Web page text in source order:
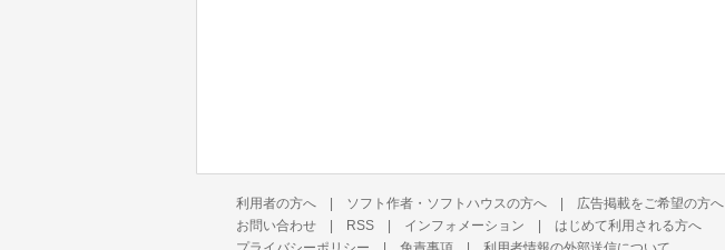
利用者の方へ | ソフト作者・ソフトハウスの方へ | 広告掲載をご希望の方へ
お問い合わせ | RSS | インフォメーション | はじめて利用される方へ
| |